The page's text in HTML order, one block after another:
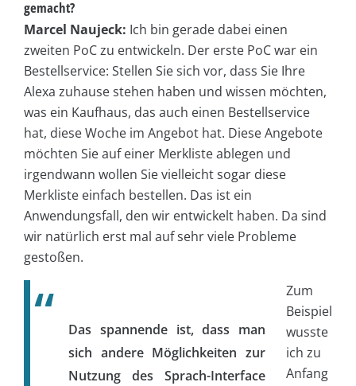
gemacht?
Marcel Naujeck: Ich bin gerade dabei einen
zweiten PoC zu entwickeln. Der erste PoC war ein
Bestellservice: Stellen Sie sich vor, dass Sie Ihre
Alexa zuhause stehen haben und wissen möchten,
was ein Kaufhaus, das auch einen Bestellservice
hat, diese Woche im Angebot hat. Diese Angebote
möchten Sie auf einer Merkliste ablegen und
irgendwann wollen Sie vielleicht sogar diese
Merkliste einfach bestellen. Das ist ein
Anwendungsfall, den wir entwickelt haben. Da sind
wir natürlich erst mal auf sehr viele Probleme
gestoßen.
Das spannende ist, dass man
sich andere Möglichkeiten zur
Nutzung des Sprach-Interface
Zum
Beispiel
wusste
ich zu
Anfang